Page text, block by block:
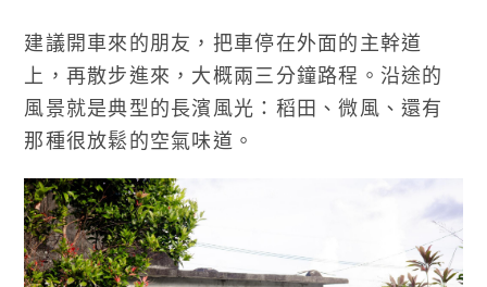
建議開車來的朋友，把車停在外面的主幹道
上，再散步進來，大概兩三分鐘路程。沿途的
風景就是典型的長濱風光：稻田、微風、還有
那種很放鬆的空氣味道。